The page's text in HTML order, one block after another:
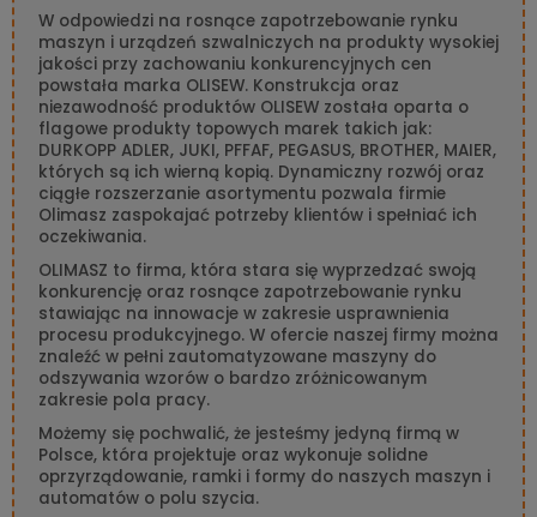
W odpowiedzi na rosnące zapotrzebowanie rynku
maszyn i urządzeń szwalniczych na produkty wysokiej
jakości przy zachowaniu konkurencyjnych cen
powstała marka OLISEW. Konstrukcja oraz
niezawodność produktów OLISEW została oparta o
flagowe produkty topowych marek takich jak:
DURKOPP ADLER, JUKI, PFFAF, PEGASUS, BROTHER, MAIER,
których są ich wierną kopią. Dynamiczny rozwój oraz
ciągłe rozszerzanie asortymentu pozwala firmie
Olimasz zaspokajać potrzeby klientów i spełniać ich
oczekiwania.
OLIMASZ to firma, która stara się wyprzedzać swoją
konkurencję oraz rosnące zapotrzebowanie rynku
stawiając na innowacje w zakresie usprawnienia
procesu produkcyjnego. W ofercie naszej firmy można
znaleźć w pełni zautomatyzowane maszyny do
odszywania wzorów o bardzo zróżnicowanym
zakresie pola pracy.
Możemy się pochwalić, że jesteśmy jedyną firmą w
Polsce, która projektuje oraz wykonuje solidne
oprzyrządowanie, ramki i formy do naszych maszyn i
automatów o polu szycia.